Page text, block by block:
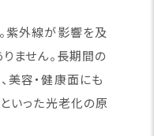
紫外線が影響を及
ません。長期間の
美容・健康面にも
いった光老化の原